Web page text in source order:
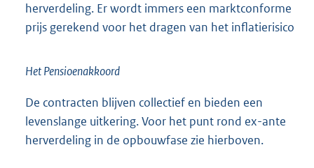
herverdeling. Er wordt immers een marktconforme
prijs gerekend voor het dragen van het inflatierisico
Het Pensioenakkoord
De contracten blijven collectief en bieden een
levenslange uitkering. Voor het punt rond ex-ante
herverdeling in de opbouwfase zie hierboven.